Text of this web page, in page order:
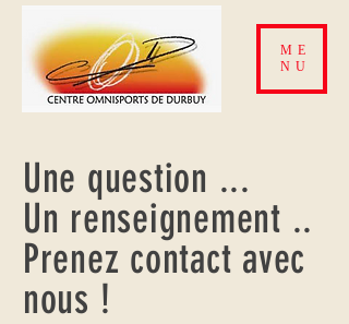
ME
NU
Une question ...
Un renseignement ..
Prenez contact avec
nous !